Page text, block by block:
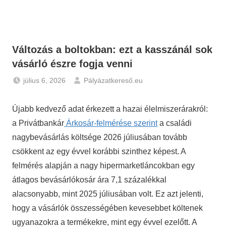
Változás a boltokban: ezt a kasszánál sok
vásárló észre fogja venni
július 6, 2026
Pályázatkereső.eu
Hírek
Újabb kedvező adat érkezett a hazai élelmiszerárakról:
a Privátbankár Árkosár-felmérése szerinta családi
nagybevásárlás költsége 2026 júliusában tovább
csökkent az egy évvel korábbi szinthez képest. A
felmérés alapján a nagy hipermarketláncokban egy
átlagos bevásárlókosár ára 7,1 százalékkal
alacsonyabb, mint 2025 júliusában volt. Ez azt jelenti,
hogy a vásárlók összességében kevesebbet költenek
ugyanazokra a termékekre, mint egy évvel ezelőtt. A